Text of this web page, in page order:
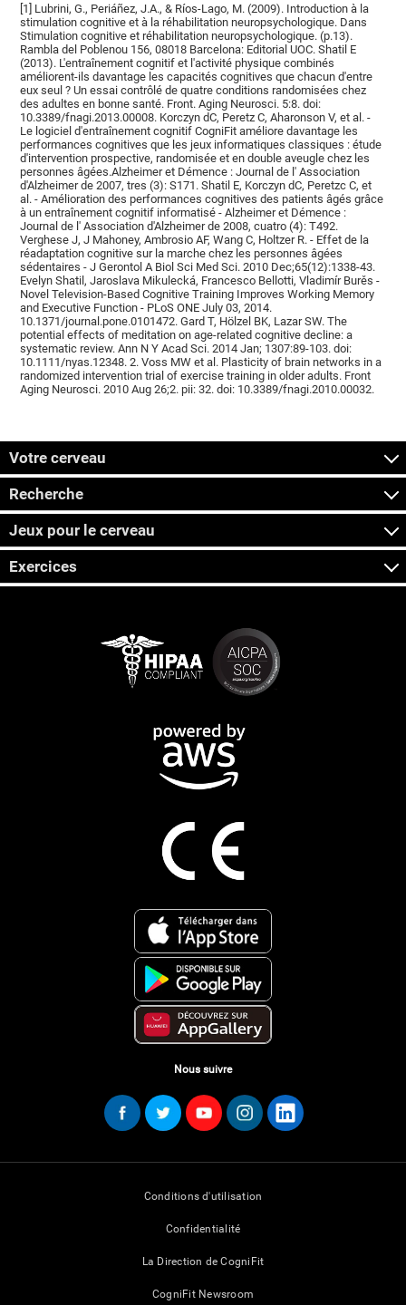
[1] Lubrini, G., Periáñez, J.A., & Ríos-Lago, M. (2009). Introduction à la
stimulation cognitive et à la réhabilitation neuropsychologique. Dans
Stimulation cognitive et réhabilitation neuropsychologique. (p.13).
Rambla del Poblenou 156, 08018 Barcelona: Editorial UOC. Shatil E
(2013). L'entraînement cognitif et l'activité physique combinés
améliorent-ils davantage les capacités cognitives que chacun d'entre
eux seul ? Un essai contrôlé de quatre conditions randomisées chez
des adultes en bonne santé. Front. Aging Neurosci. 5:8. doi:
10.3389/fnagi.2013.00008. Korczyn dC, Peretz C, Aharonson V, et al. -
Le logiciel d'entraînement cognitif CogniFit améliore davantage les
performances cognitives que les jeux informatiques classiques : étude
d'intervention prospective, randomisée et en double aveugle chez les
personnes âgées.Alzheimer et Démence : Journal de l' Association
d'Alzheimer de 2007, tres (3): S171. Shatil E, Korczyn dC, Peretzc C, et
al. - Amélioration des performances cognitives des patients âgés grâce
à un entraînement cognitif informatisé - Alzheimer et Démence :
Journal de l' Association d'Alzheimer de 2008, cuatro (4): T492.
Verghese J, J Mahoney, Ambrosio AF, Wang C, Holtzer R. - Effet de la
réadaptation cognitive sur la marche chez les personnes âgées
sédentaires - J Gerontol A Biol Sci Med Sci. 2010 Dec;65(12):1338-43.
Evelyn Shatil, Jaroslava Mikulecká, Francesco Bellotti, Vladimír Burěs -
Novel Television-Based Cognitive Training Improves Working Memory
and Executive Function - PLoS ONE July 03, 2014.
10.1371/journal.pone.0101472. Gard T, Hölzel BK, Lazar SW. The
potential effects of meditation on age-related cognitive decline: a
systematic review. Ann N Y Acad Sci. 2014 Jan; 1307:89-103. doi:
10.1111/nyas.12348. 2. Voss MW et al. Plasticity of brain networks in a
randomized intervention trial of exercise training in older adults. Front
Aging Neurosci. 2010 Aug 26;2. pii: 32. doi: 10.3389/fnagi.2010.00032.
Votre cerveau
Recherche
Jeux pour le cerveau
Exercices
Nous suivre
Conditions d'utilisation
Confidentialité
La Direction de CogniFit
CogniFit Newsroom